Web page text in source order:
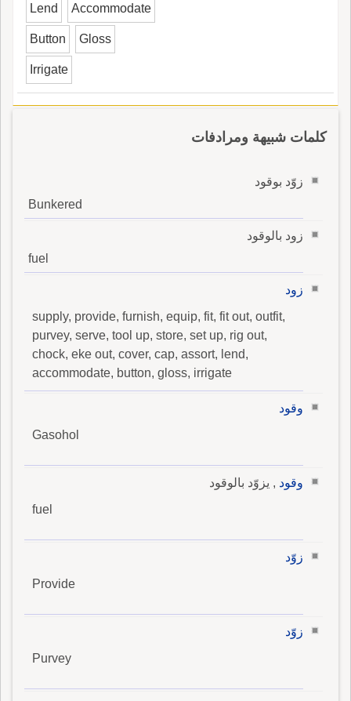
Lend Accommodate
Button Gloss
Irrigate
كلمات شبيهة ومرادفات
زوّد بوقود
Bunkered
زود بالوقود
fuel
زود
supply, provide, furnish, equip, fit, fit out, outfit,
purvey, serve, tool up, store, set up, rig out,
chock, eke out, cover, cap, assort, lend,
accommodate, button, gloss, irrigate
وقود
Gasohol
وقود , يزوّد بالوقود
fuel
زوّد
Provide
زوّد
Purvey